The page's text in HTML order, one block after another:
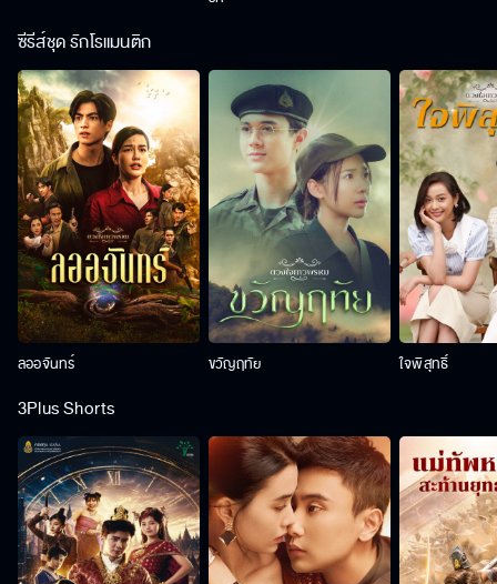
ซีรีส์ชุด รักโรแมนติก
ลออจันทร์ ขวัญฤทัย ใจพิสุทธิ์
3Plus Shorts